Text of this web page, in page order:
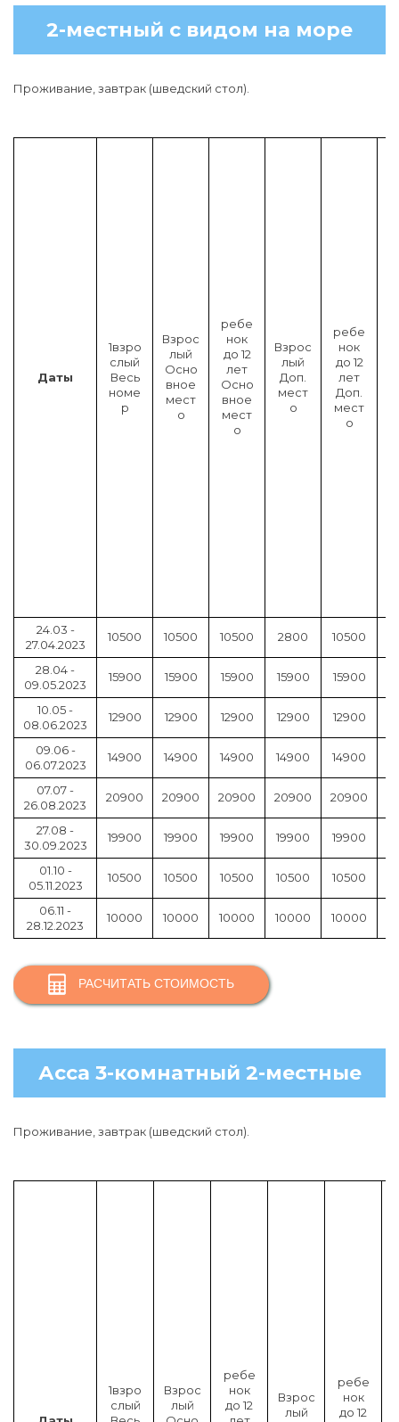
2-местный с видом на море
Проживание, завтрак (шведский стол).
Даты
1взро
слый
Весь
номе
р
Взрос
лый
Осно
вное
мест
о
ребе
нок
до 12
лет
Осно
вное
мест
о
Взрос
лый
Доп.
мест
о
ребе
нок
до 12
лет
Доп.
мест
о
24.03 -
27.04.2023
10500 10500 10500 2800 10500
28.04 -
09.05.2023
15900 15900 15900 15900 15900
10.05 -
08.06.2023
12900 12900 12900 12900 12900
09.06 -
06.07.2023
14900 14900 14900 14900 14900
07.07 -
26.08.2023
20900 20900 20900 20900 20900
27.08 -
30.09.2023
19900 19900 19900 19900 19900
01.10 -
05.11.2023
10500 10500 10500 10500 10500
06.11 -
28.12.2023
10000 10000 10000 10000 10000
РАСЧИТАТЬ СТОИМОСТЬ
Асса 3-комнатный 2-местные
Проживание, завтрак (шведский стол).
1взро
слый
Взрос
лый
ребе
нок
до 12
Взрос
лый
ребе
нок
до 12